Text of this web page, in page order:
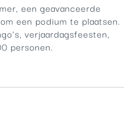
een geavanceerde
een podium te plaatsen.
verjaardagsfeesten,
personen.